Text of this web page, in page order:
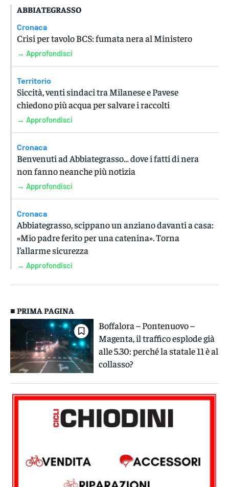
ABBIATEGRASSO
Cronaca
Crisi per tavolo BCS: fumata nera al Ministero
→ Approfondisci
Territorio
Siccità, venti sindaci tra Milanese e Pavese
chiedono più acqua per salvare i raccolti
→ Approfondisci
Cronaca
Benvenuti ad Abbiategrasso… dove i fatti di nera
non fanno neanche più notizia
→ Approfondisci
Cronaca
Abbiategrasso, scippano un anziano davanti a casa:
«Mio padre ferito per una catenina». Torna
l’allarme sicurezza
→ Approfondisci
■ PRIMA PAGINA
Boffalora – Pontenuovo –
Magenta, il traffico esplode già
alle 5.30: perché la statale 11 è al
collasso?